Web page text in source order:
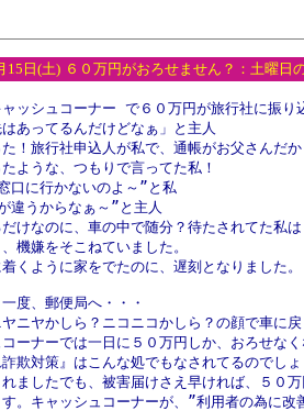
15日(土) ６０万円がおろせません？：土曜日
ッシュコーナー で６０万円が旅行社に振り
あってるんだけどなぁ」と主人
！旅行社申込人が私で、通帳がお父さんだか
ような、つもりで言ってた私！
口に行かないのよ～”と私
違うからなぁ～”と主人
けなのに、車の中で随分？待たされてた私は
機嫌をそこねていました。
くように家をでたのに、遅刻となりました。
度、郵便局へ・・・
ニヤかしら？ニコニコかしら？の顔で車に
ーナーでは一日に５０万円しか、おろせな
詐欺対策』はこんな処でもなされてるのでし
ましたでも、被害届けさえ早ければ、５０
。キャッシュコーナーが、”利用者の為に改